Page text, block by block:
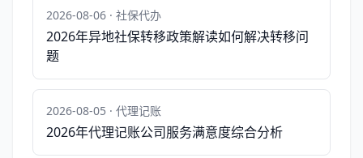
2026-08-06 · 社保代办
2026年异地社保转移政策解读如何解决转移问
题
2026-08-05 · 代理记账
2026年代理记账公司服务满意度综合分析